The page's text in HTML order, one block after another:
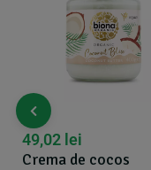
Crema de cocos
49,02 lei